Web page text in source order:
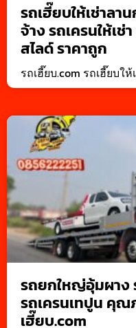
รถเฮี๊ยบให้เช่าลา
จ้าง รถเครนให้เช่
สไลด์ ราคาถูก
รถเฮี๊ยบ.com รถเฮี๊ยบใ
รถยกใหญ่อุ้มผาง
รถเครนเทปูน คุ
เฮี๊ยบ.com